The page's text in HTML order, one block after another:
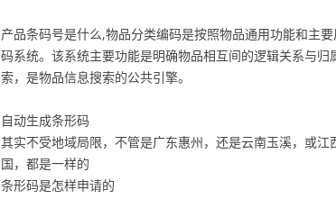
产品条码号是什么,物品分类编码是按照物品通用功能和主
码系统。该系统主要功能是明确物品相互间的逻辑关系与
索，是物品信息搜索的公共引擎。
自动生成条形码
其实不受地域局限，不管是广东惠州，还是云南玉溪，或
国，都是一样的
条形码是怎样申请的